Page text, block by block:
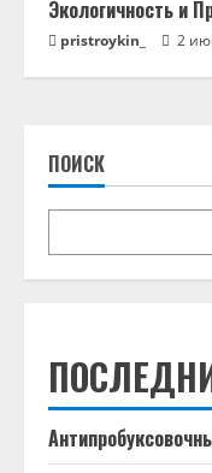
Экологичность и
pristroykin_ 2
ПОИСК